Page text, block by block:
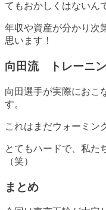
てもおかしくはないん
年収や資産が分かり次
思います！
向田流 トレーニ
向田選手が実際におこ
す。
これはまだウォーミン
とてもハードで、私た
（笑）
まとめ